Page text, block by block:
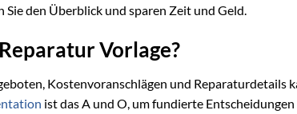
Sie den Überblick und sparen Zeit und Geld.
Vorlage?
Kostenvoranschlägen und Reparaturdetails
ist das A und O, um fundierte